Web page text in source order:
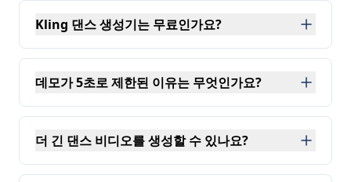
Kling 댄스 생성기는 무료인가요?
네, 플레이그라운드는 전체 Kling 2.6 API를 사용하기 전
데모가 5초로 제한된 이유는 무엇인가요?
데모는 더 긴 비디오를 생성하기 전에 모션 품질을 빠르
더 긴 댄스 비디오를 생성할 수 있나요?
네, 플레이그라운드에서 또는 Kling 2.6 API를 사용하여